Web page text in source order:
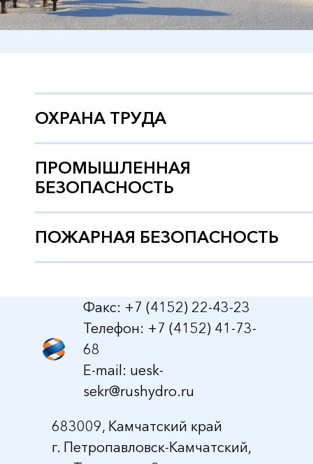
ОХРАНА ТРУДА
ПРОМЫШЛЕННАЯ
БЕЗОПАСНОСТЬ
ПОЖАРНАЯ БЕЗОПАСНОСТЬ
Факс: +7 (4152) 22-43-23
Телефон: +7 (4152) 41-73-
68
E-mail: uesk-
sekr@rushydro.ru
683009, Камчатский край
г. Петропавловск-Камчатский,